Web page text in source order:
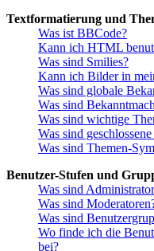
Textformatierung und
Was ist BBCode?
Kann ich HTML
Was sind Smilies?
Kann ich Bilder in
Was sind globale
Was sind
Was sind wichtige
Was sind
Was sind Themen-
Benutzer-Stufen und
Was sind
Was sind
Was sind
Wo finde ich die
bei?